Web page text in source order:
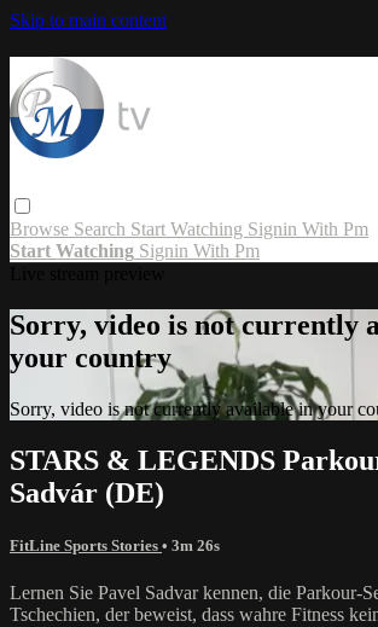
Skip to main content
Browse Search Start Watching Signin With Pm
Start Watching Signin With Pm
Sorry, video is not currently
your country
Sorry, video is not currently available in your
STARS & LEGENDS
Sadvár (DE)
FitLine Sports Stories • 3m 26s
Lernen Sie Pavel Sadvar kennen, die Parkour-
Tschechien, der beweist, dass wahre Fitness